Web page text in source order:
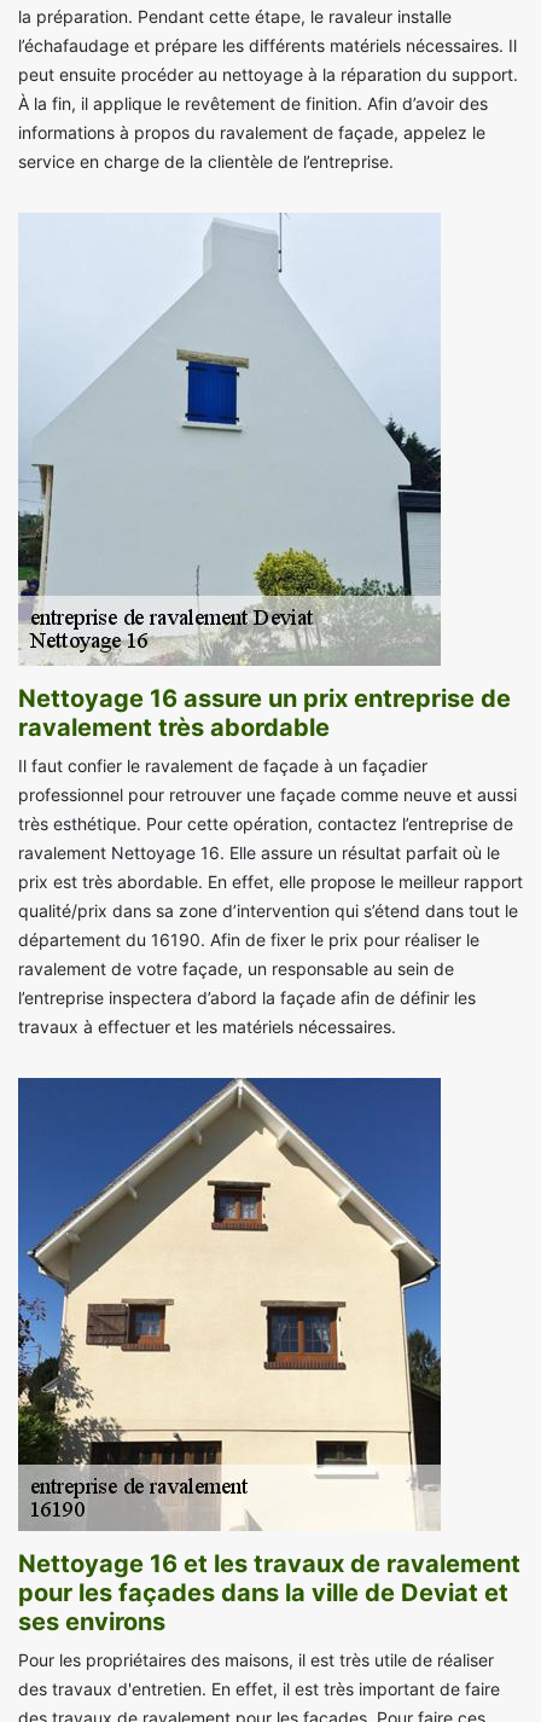
la préparation. Pendant cette étape, le ravaleur installe
l’échafaudage et prépare les différents matériels nécessaires. Il
peut ensuite procéder au nettoyage à la réparation du support.
À la fin, il applique le revêtement de finition. Afin d’avoir des
informations à propos du ravalement de façade, appelez le
service en charge de la clientèle de l’entreprise.
Nettoyage 16 assure un prix entreprise de
ravalement très abordable
Il faut confier le ravalement de façade à un façadier
professionnel pour retrouver une façade comme neuve et aussi
très esthétique. Pour cette opération, contactez l’entreprise de
ravalement Nettoyage 16. Elle assure un résultat parfait où le
prix est très abordable. En effet, elle propose le meilleur rapport
qualité/prix dans sa zone d’intervention qui s’étend dans tout le
département du 16190. Afin de fixer le prix pour réaliser le
ravalement de votre façade, un responsable au sein de
l’entreprise inspectera d’abord la façade afin de définir les
travaux à effectuer et les matériels nécessaires.
Nettoyage 16 et les travaux de ravalement
pour les façades dans la ville de Deviat et
ses environs
Pour les propriétaires des maisons, il est très utile de réaliser
des travaux d'entretien. En effet, il est très important de faire